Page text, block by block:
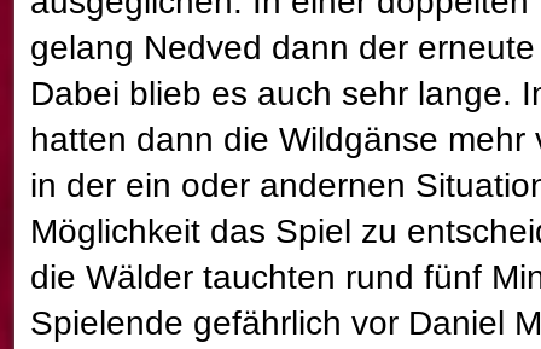
gelang Nedved dann der
Dabei blieb es auch sehr lange.
hatten dann die Wildgänse mehr
in der ein oder andernen
Möglichkeit das Spiel zu
die Wälder tauchten rund fünf
Spielende gefährlich vor Daniel